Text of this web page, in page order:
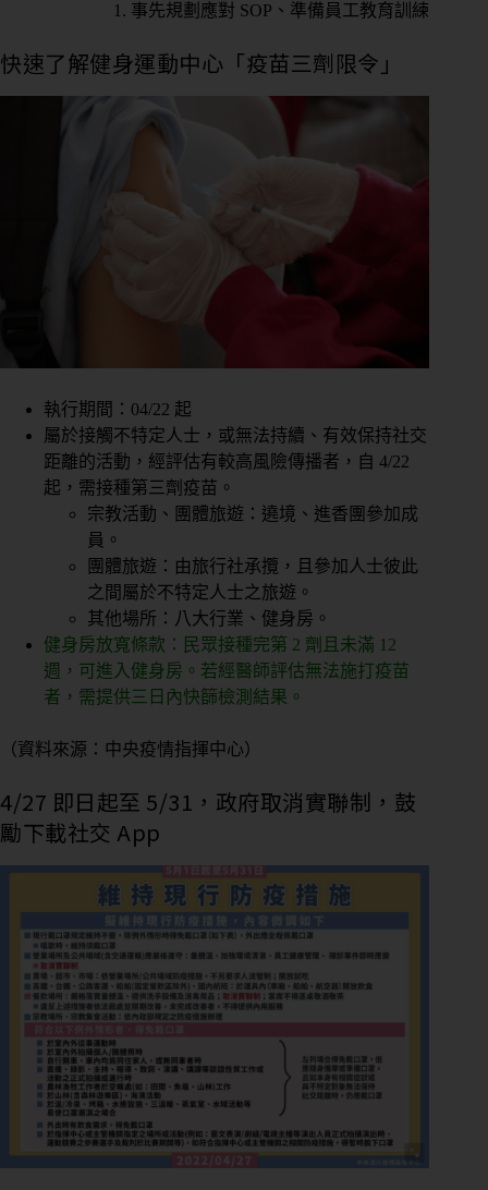
事先規劃應對 SOP、準備員工教育訓練
快速了解健身運動中心「疫苗三劑限令」
執行期間：04/22 起
屬於接觸不特定人士，或無法持續、有效保持社交
距離的活動，經評估有較高風險傳播者，自 4/22
起，需接種第三劑疫苗。
宗教活動、團體旅遊：遶境、進香團參加成
員。
團體旅遊：由旅行社承攬，且參加人士彼此
之間屬於不特定人士之旅遊。
其他場所：八大行業、健身房。
健身房放寬條款：民眾接種完第 2 劑且未滿 12
週，可進入健身房。若經醫師評估無法施打疫苗
者，需提供三日內快篩檢測結果。
（資料來源：中央疫情指揮中心）
4/27 即日起至 5/31，政府取消實聯制，鼓
勵下載社交 App